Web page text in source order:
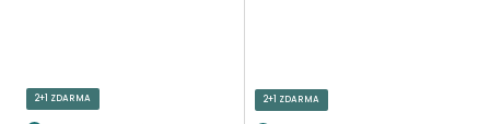
2+1 ZDARMA 2+1 ZDARMA